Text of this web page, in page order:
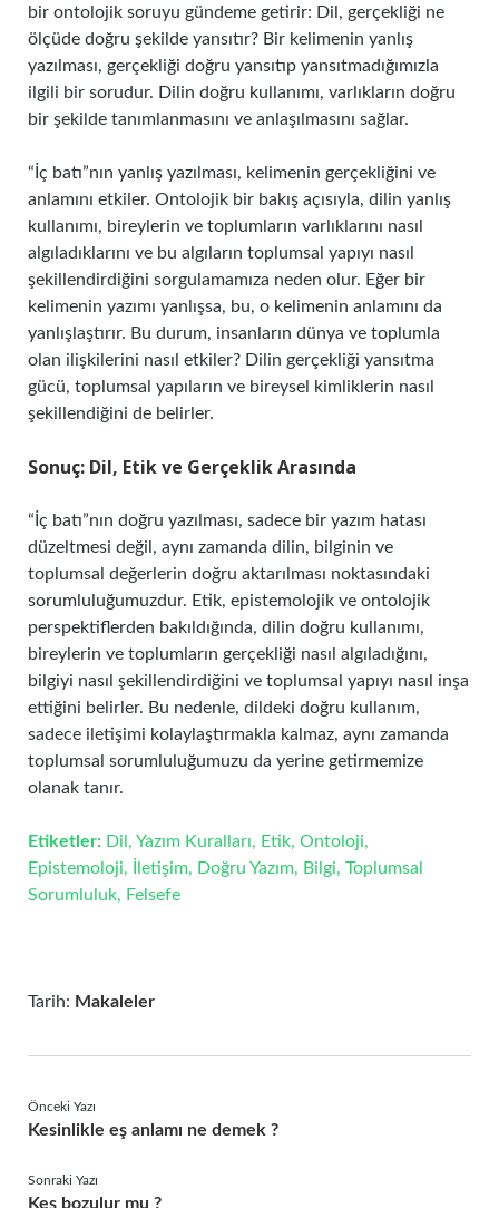
bir ontolojik soruyu gündeme getirir: Dil, gerçekliği ne
ölçüde doğru şekilde yansıtır? Bir kelimenin yanlış
yazılması, gerçekliği doğru yansıtıp yansıtmadığımızla
ilgili bir sorudur. Dilin doğru kullanımı, varlıkların doğru
bir şekilde tanımlanmasını ve anlaşılmasını sağlar.
“İç batı”nın yanlış yazılması, kelimenin gerçekliğini ve
anlamını etkiler. Ontolojik bir bakış açısıyla, dilin yanlış
kullanımı, bireylerin ve toplumların varlıklarını nasıl
algıladıklarını ve bu algıların toplumsal yapıyı nasıl
şekillendirdiğini sorgulamamıza neden olur. Eğer bir
kelimenin yazımı yanlışsa, bu, o kelimenin anlamını da
yanlışlaştırır. Bu durum, insanların dünya ve toplumla
olan ilişkilerini nasıl etkiler? Dilin gerçekliği yansıtma
gücü, toplumsal yapıların ve bireysel kimliklerin nasıl
şekillendiğini de belirler.
Sonuç: Dil, Etik ve Gerçeklik Arasında
“İç batı”nın doğru yazılması, sadece bir yazım hatası
düzeltmesi değil, aynı zamanda dilin, bilginin ve
toplumsal değerlerin doğru aktarılması noktasındaki
sorumluluğumuzdur. Etik, epistemolojik ve ontolojik
perspektiflerden bakıldığında, dilin doğru kullanımı,
bireylerin ve toplumların gerçekliği nasıl algıladığını,
bilgiyi nasıl şekillendirdiğini ve toplumsal yapıyı nasıl inşa
ettiğini belirler. Bu nedenle, dildeki doğru kullanım,
sadece iletişimi kolaylaştırmakla kalmaz, aynı zamanda
toplumsal sorumluluğumuzu da yerine getirmemize
olanak tanır.
Etiketler: Dil, Yazım Kuralları, Etik, Ontoloji,
Epistemoloji, İletişim, Doğru Yazım, Bilgi, Toplumsal
Sorumluluk, Felsefe
Tarih: Makaleler
Önceki Yazı
Kesinlikle eş anlamı ne demek ?
Sonraki Yazı
Keş bozulur mu ?